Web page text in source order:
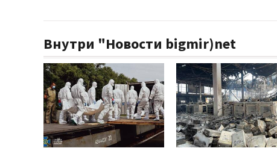
Внутри "Новости bigmir)net